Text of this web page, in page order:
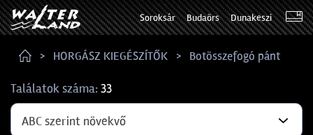
Soroksár Budaörs Dunakeszi
HORGÁSZ KIEGÉSZÍTŐK Botösszefogó pánt
Találatok száma:33
ABC szerint növekvő